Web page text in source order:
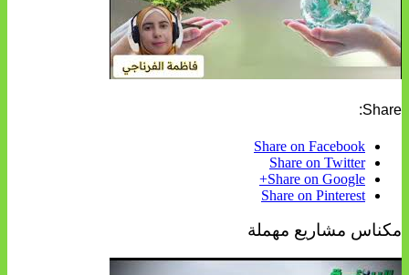
Share:
Share on Facebook
Share on Twitter
Share on Google+
Share on Pinterest
مكناس مشاريع مهملة